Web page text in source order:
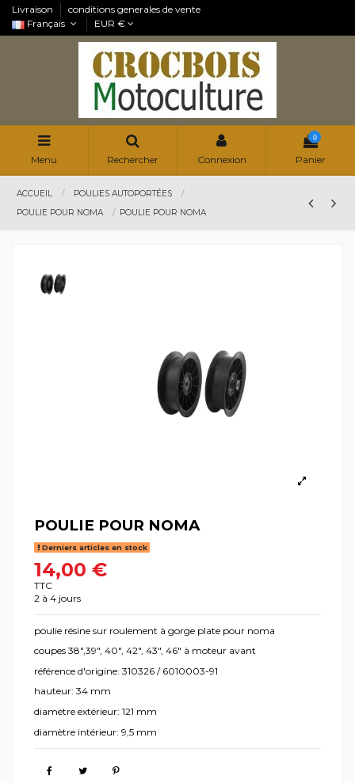
Livraison
conditions generales de vente
Français
EUR €
Menu Rechercher Connexion
0
Panier
ACCUEIL
POULIES AUTOPORTÉES
POULIE POUR NOMA
POULIE POUR NOMA
POULIE POUR NOMA
Derniers articles en stock
14,00 €
TTC
2 à 4 jours
poulie résine sur roulement à gorge plate pour noma
coupes 38",39", 40", 42", 43", 46" à moteur avant
référence d'origine: 310326 / 6010003-91
hauteur: 34 mm
diamètre extérieur: 121 mm
diamètre intérieur: 9,5 mm